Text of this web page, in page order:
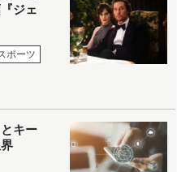
ジェ
ポーツ
キー